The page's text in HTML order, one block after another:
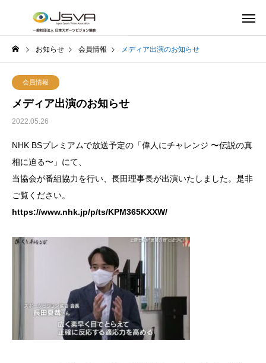
お知らせ 会員情報 メディア出演のお知らせ
会員情報
メディア出演のお知らせ
2022.05.26
NHK BSプレミアムで放送予定の「偉人にチャレンジ 〜伝説の真
相に迫る〜」にて、
当協会が番組協力を行い、長田理事長が出演いたしました。是非
ご覧ください。
https://www.nhk.jp/p/ts/KPM365KXXW/